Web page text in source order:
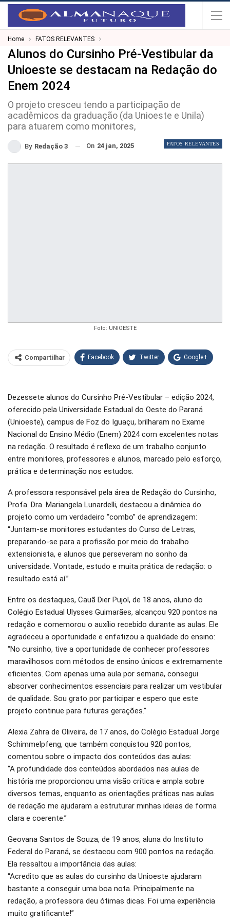
Home FATOS RELEVANTES
Alunos do Cursinho Pré-Vestibular da
Unioeste se destacam na Redação do
Enem 2024
O projeto cresceu tendo a participação de
acadêmicos da graduação (da Unioeste e Unila)
para atuarem como monitores,
FATOS RELEVANTES
By Redação 3 On 24 jan, 2025
Foto: UNIOESTE
Compartilhar Facebook Twitter Google+
O email
Dezessete alunos do Cursinho Pré-Vestibular – edição 2024,
oferecido pela Universidade Estadual do Oeste do Paraná
(Unioeste), campus de Foz do Iguaçu, brilharam no Exame
Nacional do Ensino Médio (Enem) 2024 com excelentes notas
na redação. O resultado é reflexo de um trabalho conjunto
entre monitores, professores e alunos, marcado pelo esforço,
prática e determinação nos estudos.
A professora responsável pela área de Redação do Cursinho,
Profa. Dra. Mariangela Lunardelli, destacou a dinâmica do
projeto como um verdadeiro “combo” de aprendizagem:
“Juntam-se monitores estudantes do Curso de Letras,
preparando-se para a profissão por meio do trabalho
extensionista, e alunos que perseveram no sonho da
universidade. Vontade, estudo e muita prática de redação: o
resultado está aí.”
Entre os destaques, Cauã Dier Pujol, de 18 anos, aluno do
Colégio Estadual Ulysses Guimarães, alcançou 920 pontos na
redação e comemorou o auxílio recebido durante as aulas. Ele
agradeceu a oportunidade e enfatizou a qualidade do ensino:
“No cursinho, tive a oportunidade de conhecer professores
maravilhosos com métodos de ensino únicos e extremamente
eficientes. Com apenas uma aula por semana, consegui
absorver conhecimentos essenciais para realizar um vestibular
de qualidade. Sou grato por participar e espero que este
projeto continue para futuras gerações.”
Alexia Zahra de Oliveira, de 17 anos, do Colégio Estadual Jorge
Schimmelpfeng, que também conquistou 920 pontos,
comentou sobre o impacto dos conteúdos das aulas:
“A profundidade dos conteúdos abordados nas aulas de
história me proporcionou uma visão crítica e ampla sobre
diversos temas, enquanto as orientações práticas nas aulas
de redação me ajudaram a estruturar minhas ideias de forma
clara e coerente.”
Geovana Santos de Souza, de 19 anos, aluna do Instituto
Federal do Paraná, se destacou com 900 pontos na redação.
Ela ressaltou a importância das aulas:
“Acredito que as aulas do cursinho da Unioeste ajudaram
bastante a conseguir uma boa nota. Principalmente na
redação, a professora deu ótimas dicas. Foi uma experiência
muito gratificante!”